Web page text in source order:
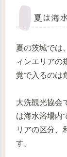
夏は海
夏の茨城では
ィンエリアの
覚で入るのは
大洗観光協会
は海水浴場内
リアの区分、
す。